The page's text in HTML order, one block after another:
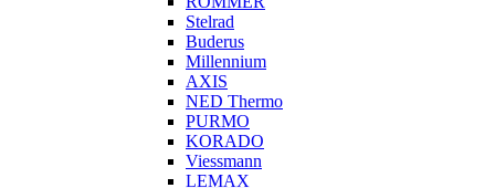
Stelrad
Buderus
Millennium
AXIS
NED Thermo
PURMO
KORADO
Viessmann
LEMAX